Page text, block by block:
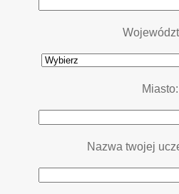
Miasto:
Nazwa twojej